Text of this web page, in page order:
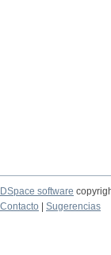
DSpace software
Contacto
Sugerencias